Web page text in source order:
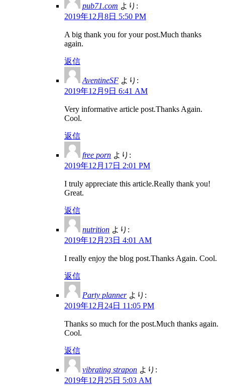
pub71.com より:
2019年12月8日 5:50 PM
A big thank you for your post.Much thanks
again.
返信
AventineSF より:
2019年12月9日 6:41 AM
Very informative article post.Thanks Again.
Cool.
返信
free porn より:
2019年12月17日 2:01 PM
I truly appreciate this article.Really thank you!
Great.
返信
nutrition より:
2019年12月23日 4:01 AM
I really enjoy the blog post.Thanks Again. Cool.
返信
Party planner より:
2019年12月24日 11:05 PM
Thanks so much for the post.Much thanks again.
Cool.
返信
vibrating strapon より:
2019年12月25日 5:03 AM